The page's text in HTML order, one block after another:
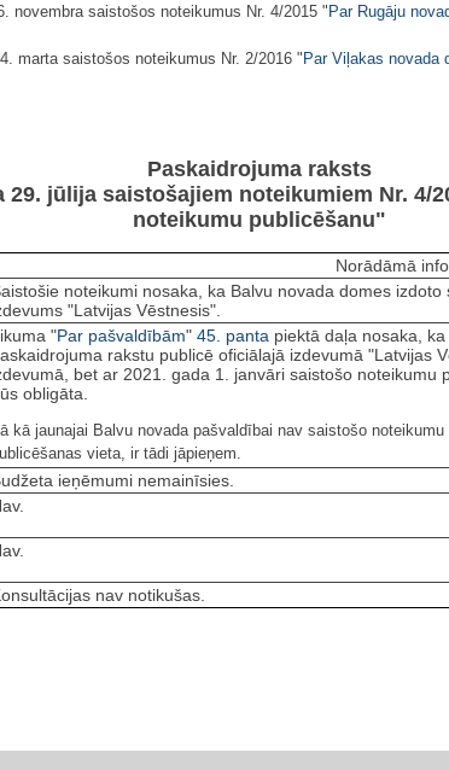
novembra saistošos noteikumus Nr. 4/2015 "Par Rugāju
marta saistošos noteikumus Nr. 2/2016 "Par Viļakas novada
Paskaidrojuma raksts
29. jūlija saistošajiem noteikumiem Nr. 4/
noteikumu publicēšanu"
Norādāmā
noteikumi nosaka, ka Balvu novada domes
"Latvijas Vēstnesis".
"Par pašvaldībām" 45. panta piektā daļa nosaka,
rakstu publicē oficiālajā izdevumā "Latvijas
bet ar 2021. gada 1. janvāri saistošo noteikumu
obligāta.
kā jaunajai Balvu novada pašvaldībai nav saistošo
vieta, ir tādi jāpieņem.
ieņēmumi nemainīsies.
nav notikušas.